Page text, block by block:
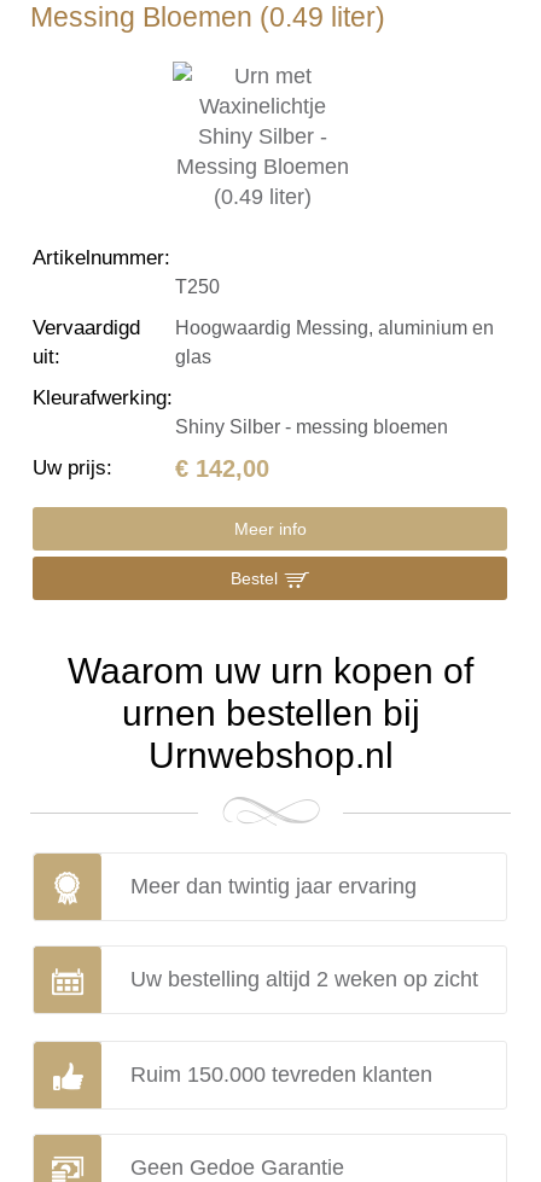
Messing Bloemen (0.49 liter)
Artikelnummer:
T250
Vervaardigd
uit:
Hoogwaardig Messing, aluminium en
glas
Kleurafwerking:
Shiny Silber - messing bloemen
Uw prijs: € 142,00
Meer info
Bestel
Waarom uw urn kopen of
urnen bestellen bij
Urnwebshop.nl
Meer dan twintig jaar ervaring
Uw bestelling altijd 2 weken op zicht
Ruim 150.000 tevreden klanten
Geen Gedoe Garantie